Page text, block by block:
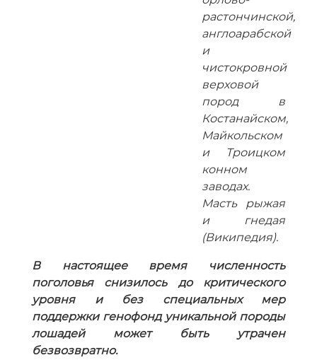
растончинской,
англоарабской
и
чистокровной
верховой
пород в
Костанайском,
Майкольском
и Троицком
конном
заводах.
Масть рыжая
и гнедая
(Википедия).
В настоящее время численность
поголовья снизилось до критического
уровня и без специальных мер
поддержки генофонд уникальной породы
лошадей может быть утрачен
безвозвратно.